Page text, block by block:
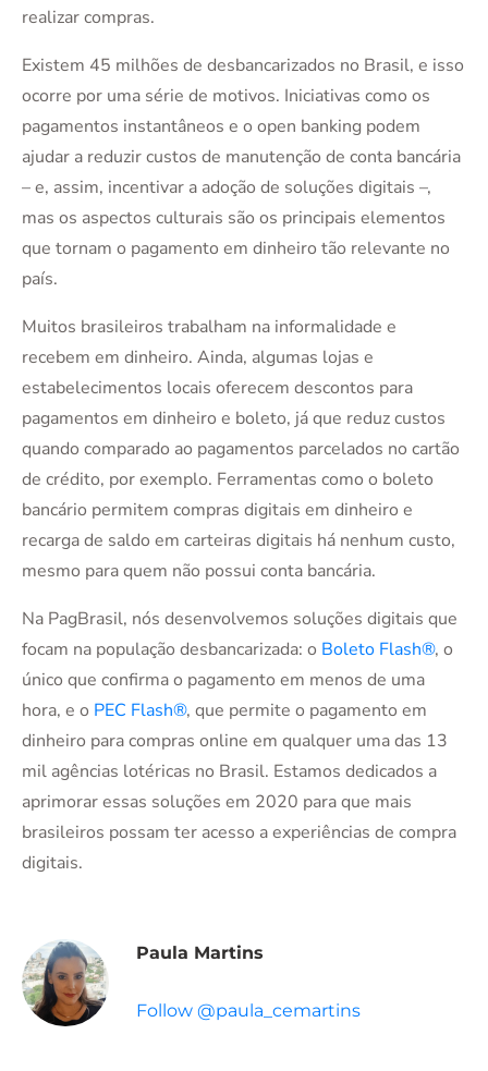
realizar compras.
Existem 45 milhões de desbancarizados no Brasil, e isso
ocorre por uma série de motivos. Iniciativas como os
pagamentos instantâneos e o open banking podem
ajudar a reduzir custos de manutenção de conta bancária
– e, assim, incentivar a adoção de soluções digitais –,
mas os aspectos culturais são os principais elementos
que tornam o pagamento em dinheiro tão relevante no
país.
Muitos brasileiros trabalham na informalidade e
recebem em dinheiro. Ainda, algumas lojas e
estabelecimentos locais oferecem descontos para
pagamentos em dinheiro e boleto, já que reduz custos
quando comparado ao pagamentos parcelados no cartão
de crédito, por exemplo. Ferramentas como o boleto
bancário permitem compras digitais em dinheiro e
recarga de saldo em carteiras digitais há nenhum custo,
mesmo para quem não possui conta bancária.
Na PagBrasil, nós desenvolvemos soluções digitais que
focam na população desbancarizada: o Boleto Flash®, o
único que confirma o pagamento em menos de uma
hora, e o PEC Flash®, que permite o pagamento em
dinheiro para compras online em qualquer uma das 13
mil agências lotéricas no Brasil. Estamos dedicados a
aprimorar essas soluções em 2020 para que mais
brasileiros possam ter acesso a experiências de compra
digitais.
Paula Martins
Follow @paula_cemartins